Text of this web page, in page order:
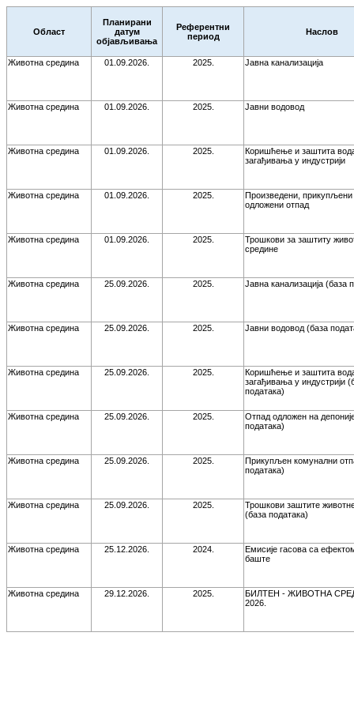
Област
Планирани
датум
објављивања
Референтни
период
Наслов
Животна средина 01.09.2026. 2025. Јавна канализација
Животна средина 01.09.2026. 2025. Јавни водовод
Животна средина 01.09.2026. 2025.
Коришћење и заштита
загађивања у индустрији
Животна средина 01.09.2026. 2025.
Произведени, прикупљени
одложени отпад
Животна средина 01.09.2026. 2025.
Трошкови за заштиту
средине
Животна средина 25.09.2026. 2025. Јавна канализација (база
Животна средина 25.09.2026. 2025. Јавни водовод (база
Животна средина 25.09.2026. 2025.
Коришћење и заштита
загађивања у индустрији
података)
Животна средина 25.09.2026. 2025.
Отпад одложен на
података)
Животна средина 25.09.2026. 2025.
Прикупљен комунални
података)
Животна средина 25.09.2026. 2025.
Трошкови заштите
(база података)
Животна средина 25.12.2026. 2024.
Емисије гасова са
баште
Животна средина 29.12.2026. 2025.
БИЛТЕН - ЖИВОТНА
2026.